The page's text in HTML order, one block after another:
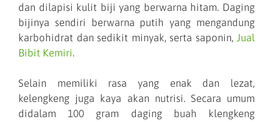
dan dilapisi kulit biji yang berwarna hitam. Daging
bijinya sendiri berwarna putih yang mengandung
karbohidrat dan sedikit minyak, serta saponin, Jual
Bibit Kemiri.
Selain memiliki rasa yang enak dan lezat,
kelengkeng juga kaya akan nutrisi. Secara umum
didalam 100 gram daging buah klengkeng